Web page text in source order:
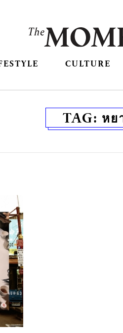
CULTURE
TAG: หย